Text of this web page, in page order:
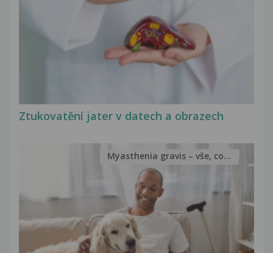
Ztukovatění jater v datech a obrazech
Myasthenia gravis – vše, co...